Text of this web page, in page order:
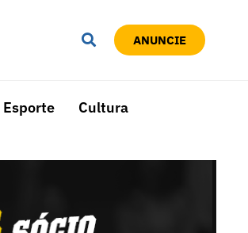
ANUNCIE
Esporte Cultura